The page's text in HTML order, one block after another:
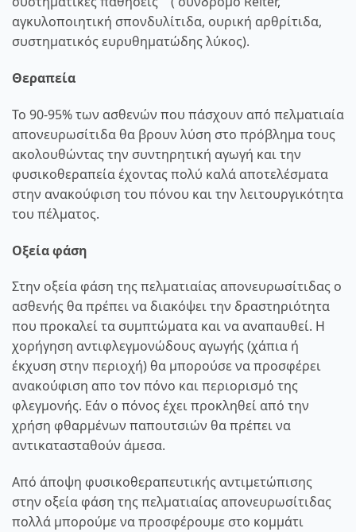
αγκυλοποιητική σπονδυλίτιδα, ουρική αρθρίτιδα,
συστηματικός ευρυθηματώδης λύκος).
Θεραπεία
Το 90-95% των ασθενών που πάσχουν από πελματιαία
απονευρωσίτιδα θα βρουν λύση στο πρόβλημα τους
ακολουθώντας την συντηρητική αγωγή και την
φυσικοθεραπεία έχοντας πολύ καλά αποτελέσματα
στην ανακούφιση του πόνου και την λειτουργικότητα
του πέλματος.
Οξεία φάση
Στην οξεία φάση της πελματιαίας απονευρωσίτιδας ο
ασθενής θα πρέπει να διακόψει την δραστηριότητα
που προκαλεί τα συμπτώματα και να αναπαυθεί. Η
χορήγηση αντιφλεγμoνώδους αγωγής (χάπια ή
έκχυση στην περιοχή) θα μπορούσε να προσφέρει
ανακούφιση απο τον πόνο και περιορισμό της
φλεγμονής. Εάν ο πόνος έχει προκληθεί από την
χρήση φθαρμένων παπουτσιών θα πρέπει να
αντικατασταθούν άμεσα.
Από άποψη φυσικοθεραπευτικής αντιμετώπισης
στην οξεία φάση της πελματιαίας απονευρωσίτιδας
πολλά μπορούμε να προσφέρουμε στο κομμάτι